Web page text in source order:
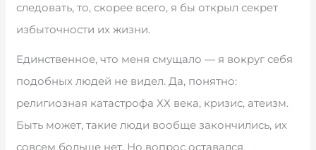
следовать, то, скорее всего, я бы открыл секрет
избыточности их жизни.
Единственное, что меня смущало — я вокруг себя
подобных людей не видел. Да, понятно:
религиозная катастрофа ХХ века, кризис, атеизм.
Быть может, такие люди вообще закончились, их
совсем больше нет. Но вопрос оставался